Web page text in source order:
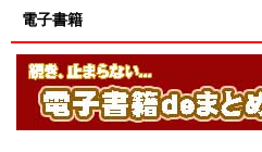
電子書籍